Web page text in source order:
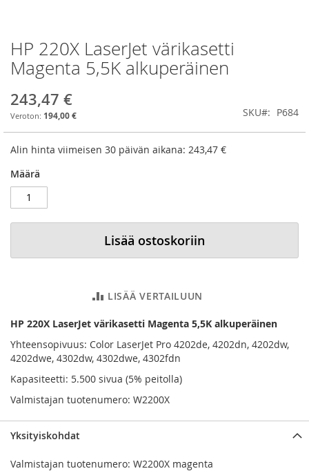
Skip
to
the
of
the
HP 220X LaserJet värikasetti
Magenta 5,5K alkuperäinen
243,47 €
194,00 € SKU P684
Alin hinta viimeisen 30 päivän aikana: 243,47 €
Määrä
Lisää ostoskoriin
LISÄÄ VERTAILUUN
HP 220X LaserJet värikasetti Magenta 5,5K alkuperäinen
Yhteensopivuus: Color LaserJet Pro 4202de, 4202dn, 4202dw,
4202dwe, 4302dw, 4302dwe, 4302fdn
Kapasiteetti: 5.500 sivua (5% peitolla)
Valmistajan tuotenumero: W2200X
Yksityiskohdat
Valmistajan tuotenumero: W2200X magenta